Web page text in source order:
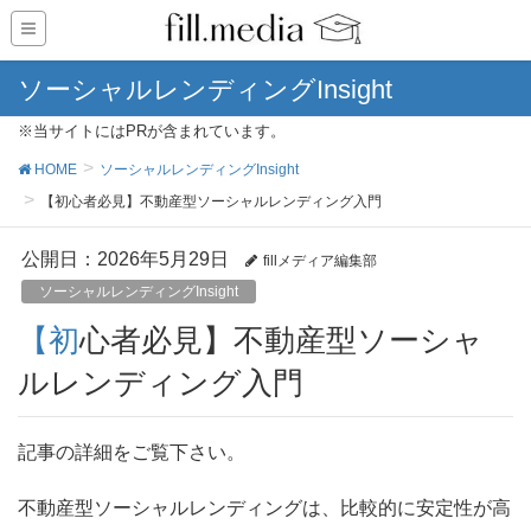
ソーシャルレンディングInsight
※当サイトにはPRが含まれています。
HOME
ソーシャルレンディングInsight
【初心者必見】不動産型ソーシャルレンディング入門
公開日： 2026年5月29日
fillメディア編集部
ソーシャルレンディングInsight
【初心者必見】不動産型ソーシャ
ルレンディング入門
記事の詳細をご覧下さい。
不動産型ソーシャルレンディングは、比較的に安定性が高